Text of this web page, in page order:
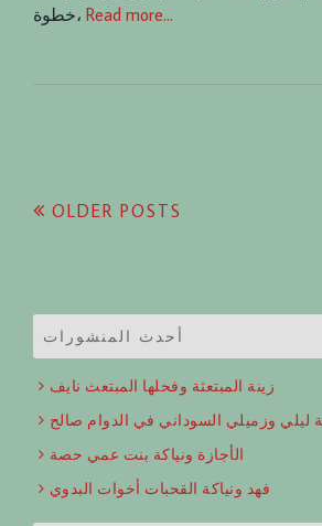
خطوة، Read more…
Posts
OLDER POSTS
أحدث المنشورات
زينة المبتعثة وفحلها المبتعث نايف
ليلي وزميلي السوداني في الدوام صالح
الأجازة ونياكة بنت عمي حصة
فهد ونياكة القحبات أخوات البدوي